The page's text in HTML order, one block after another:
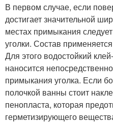
В первом случае, если
достигает значительной
местах примыкания
уголки. Состав
Для этого водостойкий
наносится
примыкания уголка. Если
полочкой ванны стоит
пенопласта, которая
герметизирующего